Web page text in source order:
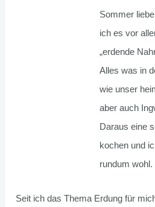
Sommer
ich es vor
„erdende
Alles was in
wie unser
aber auch
Daraus eine
kochen und
rundum wohl.
Seit ich das Thema Erdung für